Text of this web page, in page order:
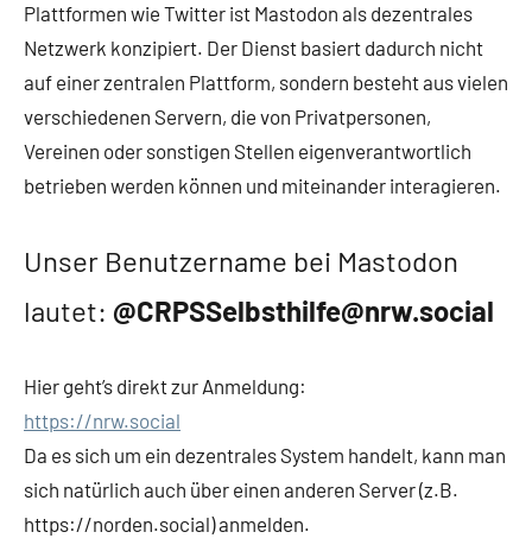
Plattformen wie Twitter ist Mastodon als dezentrales
Netzwerk konzipiert. Der Dienst basiert dadurch nicht
auf einer zentralen Plattform, sondern besteht aus vielen
verschiedenen Servern, die von Privatpersonen,
Vereinen oder sonstigen Stellen eigenverantwortlich
betrieben werden können und miteinander interagieren.
Unser Benutzername bei Mastodon
lautet: @CRPSSelbsthilfe@nrw.social
Hier geht’s direkt zur Anmeldung:
https://nrw.social
Da es sich um ein dezentrales System handelt, kann man
sich natürlich auch über einen anderen Server (z.B.
https://norden.social) anmelden.